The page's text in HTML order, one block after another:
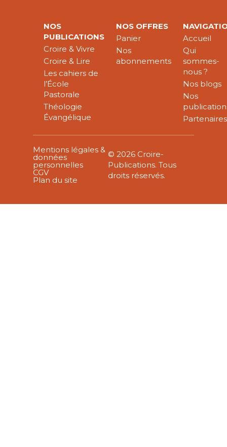
NOS
PUBLICATIONS
Croire & Vivre
Croire & Lire
Les cahiers de
l’École
Pastorale
Théologie
Évangélique
NOS OFFRES
Panier
Nos
abonnements
Accueil
Qui
sommes-
nous ?
Nos blogs
Nos
Partenaires
Mentions légales &
données
personnelles
CGV
Plan du site
© 2026 Croire-
Publications. Tous
droits réservés.